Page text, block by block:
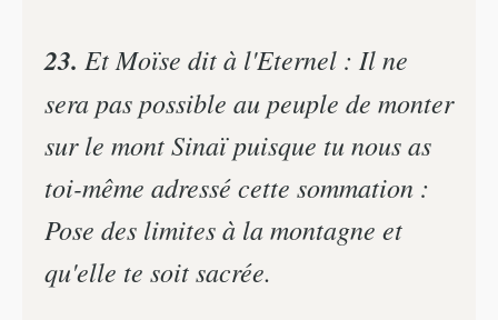
23. Et Moïse dit à l'Eternel : Il ne
sera pas possible au peuple de monter
sur le mont Sinaï puisque tu nous as
toi-même adressé cette sommation :
Pose des limites à la montagne et
qu'elle te soit sacrée.